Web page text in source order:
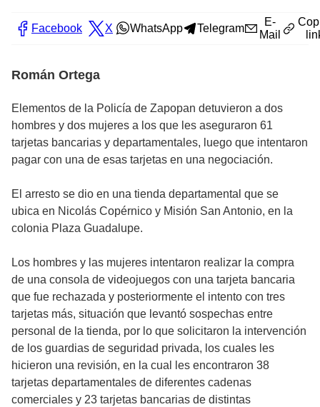
Facebook X WhatsApp Telegram
E-
Mail
Román Ortega
Elementos de la Policía de Zapopan detuvieron a dos
hombres y dos mujeres a los que les aseguraron 61
tarjetas bancarias y departamentales, luego que intentaron
pagar con una de esas tarjetas en una negociación.
El arresto se dio en una tienda departamental que se
ubica en Nicolás Copérnico y Misión San Antonio, en la
colonia Plaza Guadalupe.
Los hombres y las mujeres intentaron realizar la compra
de una consola de videojuegos con una tarjeta bancaria
que fue rechazada y posteriormente el intento con tres
tarjetas más, situación que levantó sospechas entre
personal de la tienda, por lo que solicitaron la intervención
de los guardias de seguridad privada, los cuales les
hicieron una revisión, en la cual les encontraron 38
tarjetas departamentales de diferentes cadenas
comerciales y 23 tarjetas bancarias de distintas